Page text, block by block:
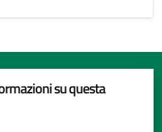
su questa